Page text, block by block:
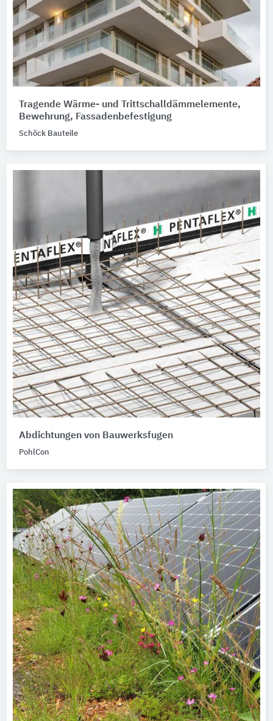
Tragende Wärme- und Trittschalldämmelemente,
Bewehrung, Fassadenbefestigung
Schöck Bauteile
Abdichtungen von Bauwerksfugen
PohlCon